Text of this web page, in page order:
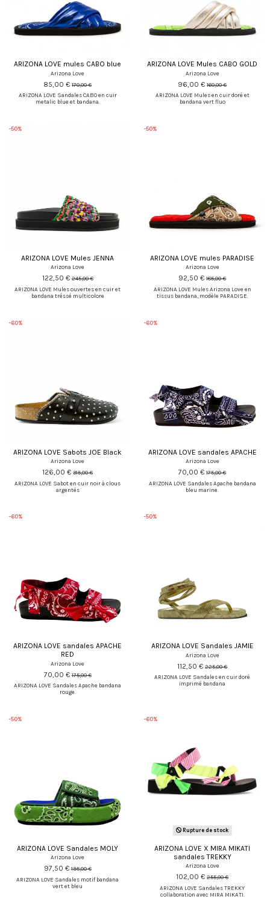
ARIZONA LOVE mules CABO blue
Arizona Love
85,00 €170,00 €
ARIZONA LOVE Sandales CABO en cuir
metalic blue et bandana.
ARIZONA LOVE Mules CABO GOLD
Arizona Love
96,00 €160,00 €
ARIZONA LOVE Mules en cuir doré et
bandana vert fluo
-50%
ARIZONA LOVE Mules JENNA
Arizona Love
122,50 €245,00 €
ARIZONA LOVE Mules ouvertes en cuir et
bandana tréssé multicolore
-50%
ARIZONA LOVE mules PARADISE
Arizona Love
92,50 €185,00 €
ARIZONA LOVE Mules Arizona Love en
tissus bandana, modèle PARADISE.
-60%
ARIZONA LOVE Sabots JOE Black
Arizona Love
126,00 €315,00 €
ARIZONA LOVE Sabot en cuir noir à clous
argentés
-60%
ARIZONA LOVE sandales APACHE
Arizona Love
70,00 €175,00 €
ARIZONA LOVE Sandales Apache bandana
bleu marine.
-60%
ARIZONA LOVE sandales APACHE
RED
Arizona Love
70,00 €175,00 €
ARIZONA LOVE Sandales Apache bandana
rouge.
-50%
ARIZONA LOVE Sandales JAMIE
Arizona Love
112,50 €225,00 €
ARIZONA LOVE Sandales en cuir doré
imprimé bandana
-50%
ARIZONA LOVE Sandales MOLY
Arizona Love
97,50 €195,00 €
ARIZONA LOVE Sandales motif bandana
vert et bleu
-60%
Rupture de stock
ARIZONA LOVE X MIRA MIKATI
sandales TREKKY
Arizona Love
102,00 €255,00 €
ARIZONA LOVE Sandales TREKKY
collaboration avec MIRA MIKATI.